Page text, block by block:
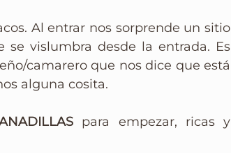
Al entrar nos sorprende un sitio
vislumbra desde la entrada. Es
camarero que nos dice que está
alguna cosita.
para empezar, ricas y